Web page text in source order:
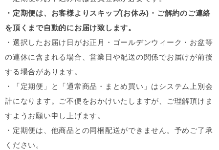
・定期便は、お客様よりスキップ(お休み)・ご解約のご連絡
を頂くまで自動的にお届け致します。
・選択したお届け日がお正月・ゴールデンウィーク・お盆等
の連休に含まれる場合、営業日や配送の関係でお届けが前後
する場合があります。
・「定期便」と「通常商品・まとめ買い」はシステム上別会
計になります。ご不便をおかけいたしますが、ご理解頂けま
すようお願い申し上げます。
・定期便は、他商品との同梱配送ができません。予めご了承
ください。